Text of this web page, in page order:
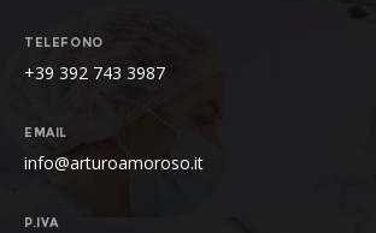
TELEFONO
+39 392 743 3987
EMAIL
info@arturoamoroso.it
P.IVA